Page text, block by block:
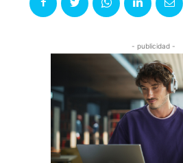
- publicidad -